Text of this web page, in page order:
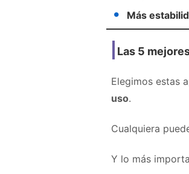
Más
Las 5
Elegimos estas
uso.
Cualquiera
Y lo más